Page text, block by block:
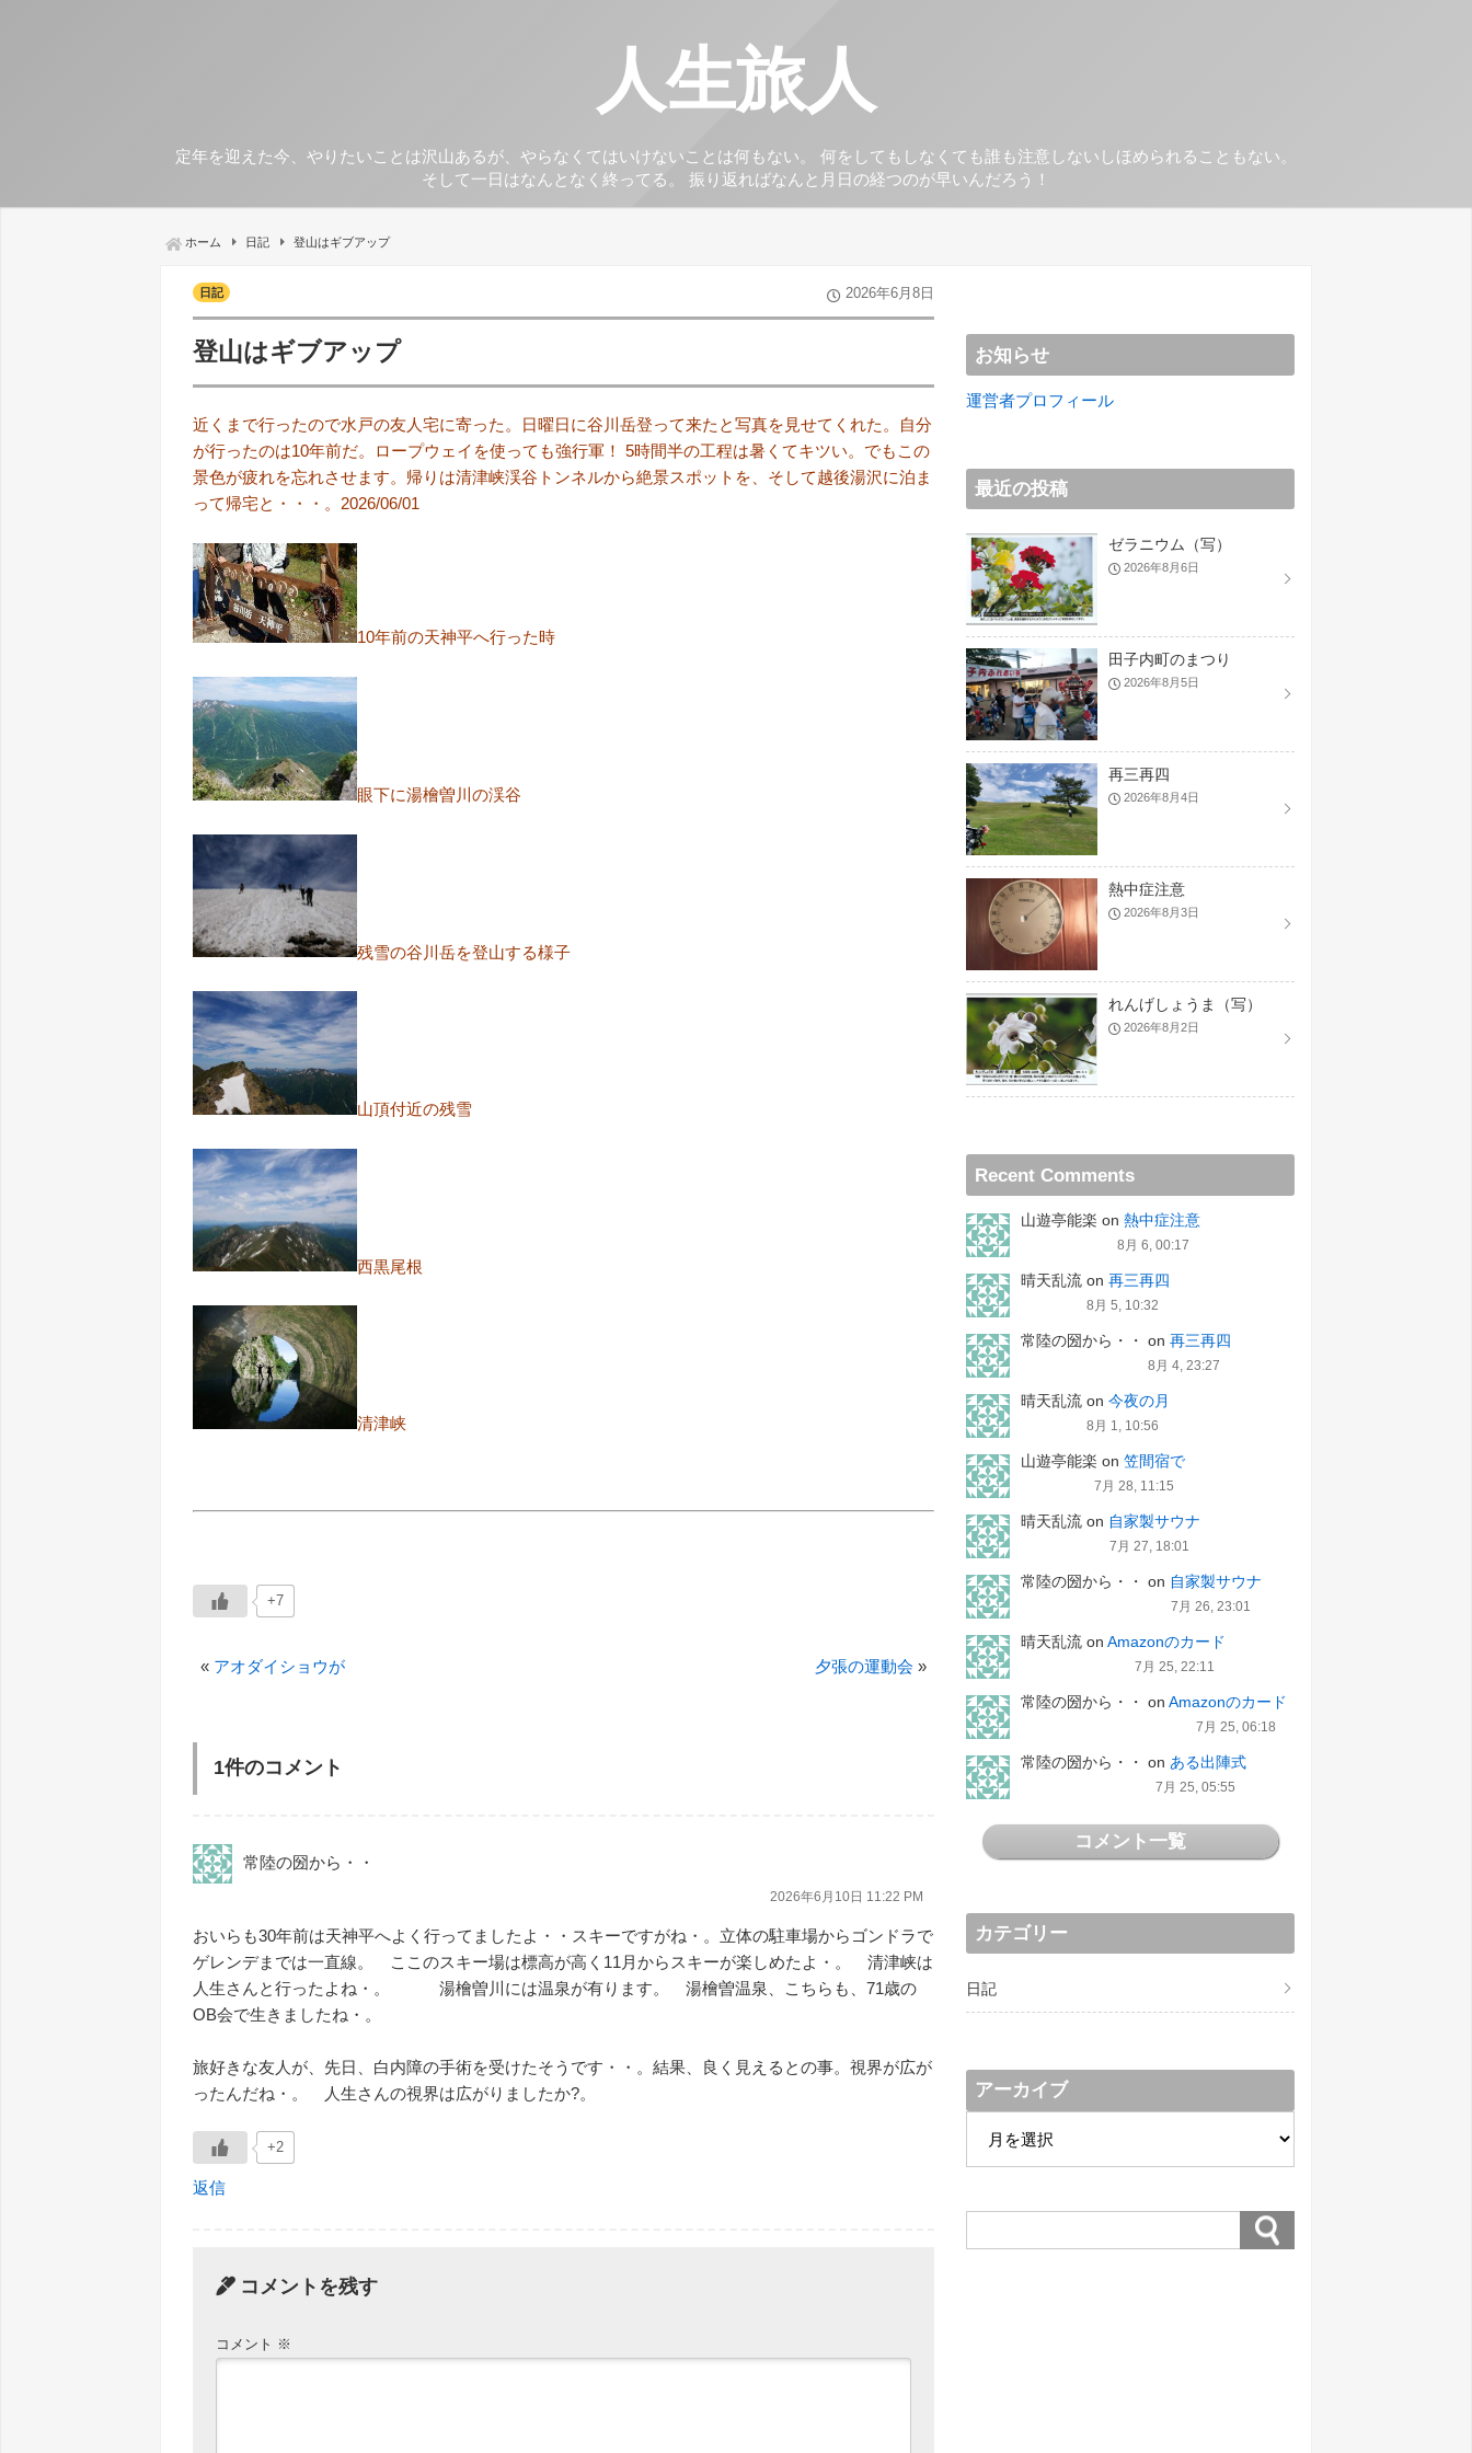
人生旅人
定年を迎えた今、やりたいことは沢山あるが、やらなくてはいけないことは何もない。 何をしてもしなくても誰も注意しないしほめられることもない。
そして一日はなんとなく終ってる。 振り返ればなんと月日の経つのが早いんだろう！
ホーム 日記 登山はギブアップ
日記 2026年6月8日
登山はギブアップ
近くまで行ったので水戸の友人宅に寄った。日曜日に谷川岳登って来たと写真を見せてくれた。自分
が行ったのは10年前だ。ロープウェイを使っても強行軍！ 5時間半の工程は暑くてキツい。でもこの
景色が疲れを忘れさせます。帰りは清津峡渓谷トンネルから絶景スポットを、そして越後湯沢に泊ま
って帰宅と・・・。2026/06/01
10年前の天神平へ行った時
眼下に湯檜曽川の渓谷
残雪の谷川岳を登山する様子
山頂付近の残雪
西黒尾根
清津峡
+7
« アオダイショウが 夕張の運動会 »
1件のコメント
常陸の圀から・・
2026年6月10日 11:22 PM
おいらも30年前は天神平へよく行ってましたよ・・スキーですがね・。立体の駐車場からゴンドラで
ゲレンデまでは一直線。 ここのスキー場は標高が高く11月からスキーが楽しめたよ・。 清津峡は
人生さんと行ったよね・。 湯檜曽川には温泉が有ります。 湯檜曽温泉、こちらも、71歳の
OB会で生きましたね・。
旅好きな友人が、先日、白内障の手術を受けたそうです・・。結果、良く見えるとの事。視界が広が
ったんだね・。 人生さんの視界は広がりましたか?。
+2
返信
コメントを残す
コメント ※
お知らせ
運営者プロフィール
最近の投稿
ゼラニウム（写）
2026年8月6日
田子内町のまつり
2026年8月5日
再三再四
2026年8月4日
熱中症注意
2026年8月3日
れんげしょうま（写）
2026年8月2日
Recent Comments
山遊亭能楽 on 熱中症注意
8月 6, 00:17
晴天乱流 on 再三再四
8月 5, 10:32
常陸の圀から・・ on 再三再四
8月 4, 23:27
晴天乱流 on 今夜の月
8月 1, 10:56
山遊亭能楽 on 笠間宿で
7月 28, 11:15
晴天乱流 on 自家製サウナ
7月 27, 18:01
常陸の圀から・・ on 自家製サウナ
7月 26, 23:01
晴天乱流 on Amazonのカード
7月 25, 22:11
常陸の圀から・・ on Amazonのカード
7月 25, 06:18
常陸の圀から・・ on ある出陣式
7月 25, 05:55
コメント一覧
カテゴリー
日記
アーカイブ
カ
ブ